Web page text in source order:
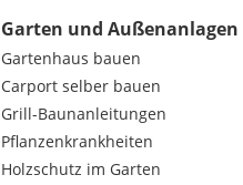
Garten und Außenanlagen
Gartenhaus bauen
Carport selber bauen
Grill-Baunanleitungen
Pflanzenkrankheiten
Holzschutz im Garten